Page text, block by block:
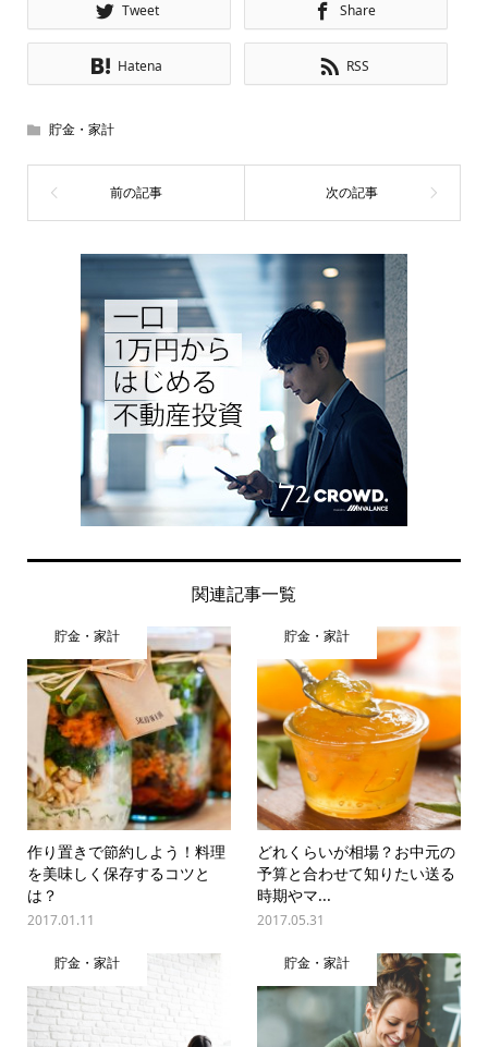
Tweet Share
Hatena RSS
貯金・家計
関連記事一覧
貯金・家計
作り置きで節約しよう！料理
を美味しく保存するコツと
は？
2017.01.11
貯金・家計
どれくらいが相場？お中元の
予算と合わせて知りたい送る
時期やマ...
2017.05.31
貯金・家計 貯金・家計